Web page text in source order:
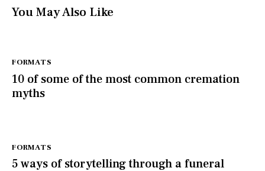
You May Also Like
FORMATS
10 of some of the most common cremation
myths
FORMATS
5 ways of storytelling through a funeral